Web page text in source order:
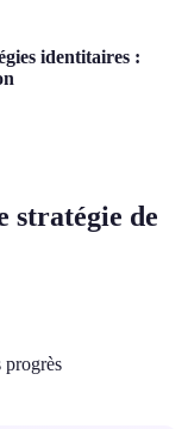
identitaires :
stratégie de
progrès